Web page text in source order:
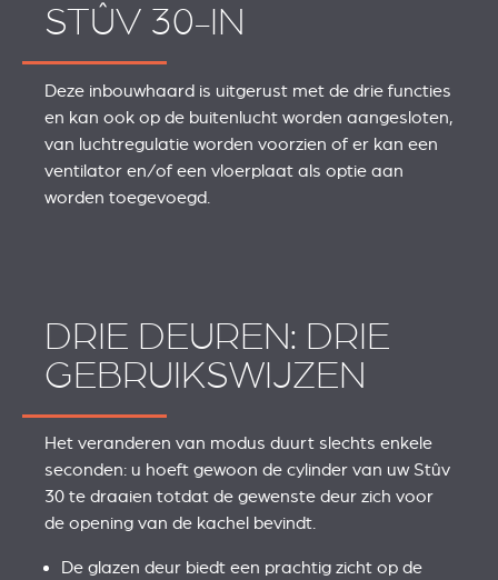
STÛV 30-IN
Deze inbouwhaard is uitgerust met de drie functies
en kan ook op de buitenlucht worden aangesloten,
van luchtregulatie worden voorzien of er kan een
ventilator en/of een vloerplaat als optie aan
worden toegevoegd.
DRIE DEUREN: DRIE
GEBRUIKSWIJZEN
Het veranderen van modus duurt slechts enkele
seconden: u hoeft gewoon de cylinder van uw Stûv
30 te draaien totdat de gewenste deur zich voor
de opening van de kachel bevindt.
De glazen deur biedt een prachtig zicht op de